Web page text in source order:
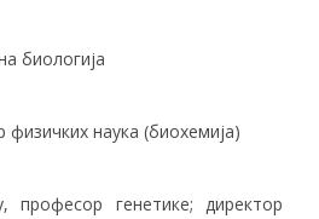
биологија
физичких наука (биохемија)
професор генетике; директор